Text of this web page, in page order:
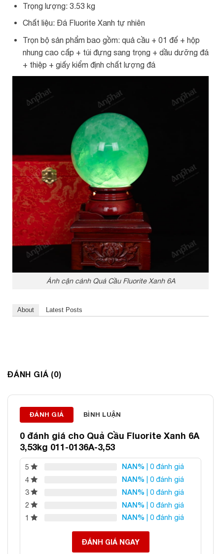
Trọng lượng: 3.53 kg
Chất liệu: Đá Fluorite Xanh tự nhiên
Trọn bộ sản phẩm bao gồm: quả cầu + 01 đế + hộp
nhung cao cấp + túi đựng sang trọng + dầu dưỡng đá
+ thiệp + giấy kiểm định chất lượng đá
Ảnh cận cảnh Quả Cầu Fluorite Xanh 6A
About Latest Posts
ĐÁ PHONG THỦY AN PHÁT – LỰA CHỌN SỐ 1 VỀ ĐÁ
PHONG THỦY
Địa chỉ: 60/69 Bùi Huy Bích, Hoàng Mai, Hà Nội
Điện thoại: 0982 627 166
Email:
daphongthuyanphat@gmail.com
ĐÁNH GIÁ (0)
ĐÁNH GIÁ BÌNH LUẬN
0 đánh giá cho Quả Cầu Fluorite Xanh 6A
3,53kg 011-0136A-3,53
5 NAN% | 0 đánh giá
4
NAN% | 0 đánh giá
3
NAN% | 0 đánh giá
2
NAN% | 0 đánh giá
1
NAN% | 0 đánh giá
ĐÁNH GIÁ NGAY